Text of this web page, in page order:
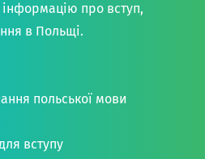
інформацію про вступ,
в Польщі.
польської мови
вступу